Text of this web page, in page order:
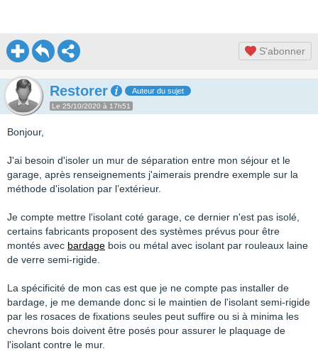
S'abonner
Restorer Auteur du sujet
Le 25/10/2020 à 17h51
Bonjour,
J'ai besoin d'isoler un mur de séparation entre mon séjour et le
garage, après renseignements j'aimerais prendre exemple sur la
méthode d'isolation par l’extérieur.
Je compte mettre l'isolant coté garage, ce dernier n'est pas isolé,
certains fabricants proposent des systèmes prévus pour être
montés avec bardage bois ou métal avec isolant par rouleaux laine
de verre semi-rigide.
La spécificité de mon cas est que je ne compte pas installer de
bardage, je me demande donc si le maintien de l'isolant semi-rigide
par les rosaces de fixations seules peut suffire ou si à minima les
chevrons bois doivent être posés pour assurer le plaquage de
l'isolant contre le mur.